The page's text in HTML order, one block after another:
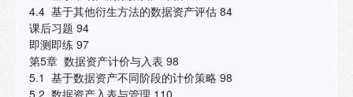
4.4 基于其他衍生方法的数据资产评估 84
课后习题 94
即测即练 97
第5章 数据资产计价与入表 98
5.1 基于数据资产不同阶段的计价策略 98